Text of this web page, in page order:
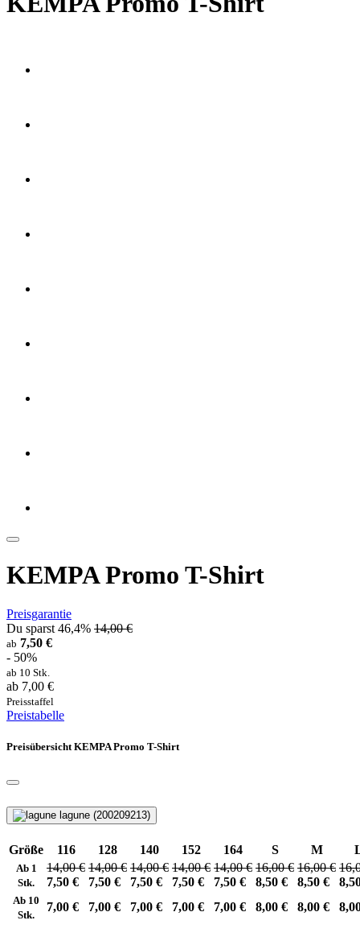
KEMPA Promo T-Shirt
Preisgarantie
Du sparst 46,4% 14,00 €
ab 7,50 €
- 50%
ab 10 Stk.
ab 7,00 €
Preisstaffel
Preistabelle
Preisübersicht KEMPA Promo T-Shirt
lagune (200209213)
Größe 116 128 140 152 164 S M
Ab 1
Stk.
14,00 €
7,50 €
14,00 €
7,50 €
14,00 €
7,50 €
14,00 €
7,50 €
14,00 €
7,50 €
16,00 €
8,50 €
16,00 €
8,50 €
Ab 10
Stk.
7,00 € 7,00 € 7,00 € 7,00 € 7,00 € 8,00 € 8,00 €